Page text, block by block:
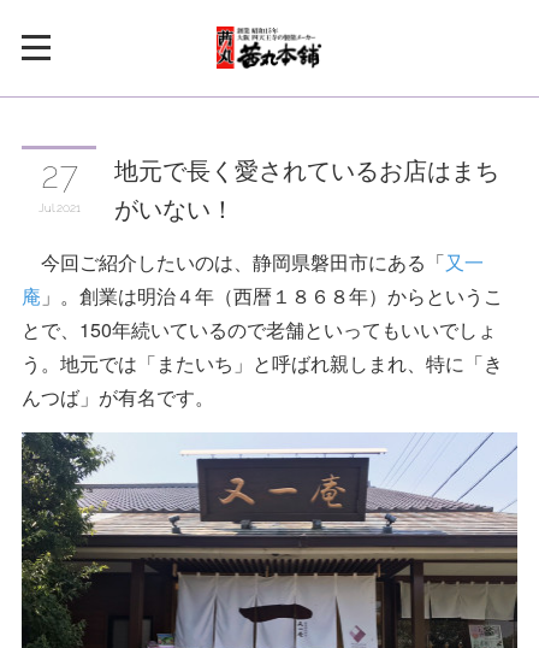
27
Jul 2021
地元で長く愛されているお店はまち
がいない！
今回ご紹介したいのは、静岡県磐田市にある「又一
庵 」。創業は明治４年（西暦１８６８年）からというこ
とで、150年続いているので老舗といってもいいでしょ
う。地元では「またいち」と呼ばれ親しまれ、特に「き
んつば」が有名です。